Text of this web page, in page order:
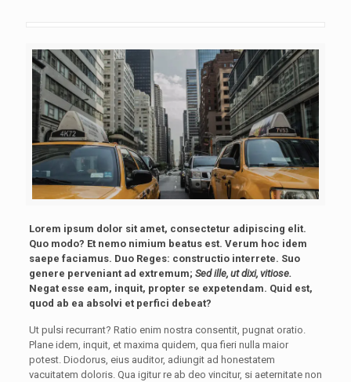
Lorem ipsum dolor sit amet, consectetur adipiscing elit.
Quo modo? Et nemo nimium beatus est. Verum hoc idem
saepe faciamus. Duo Reges: constructio interrete. Suo
genere perveniant ad extremum; Sed ille, ut dixi, vitiose.
Negat esse eam, inquit, propter se expetendam. Quid est,
quod ab ea absolvi et perfici debeat?
Ut pulsi recurrant? Ratio enim nostra consentit, pugnat oratio.
Plane idem, inquit, et maxima quidem, qua fieri nulla maior
potest. Diodorus, eius auditor, adiungit ad honestatem
vacuitatem doloris. Qua igitur re ab deo vincitur, si aeternitate non